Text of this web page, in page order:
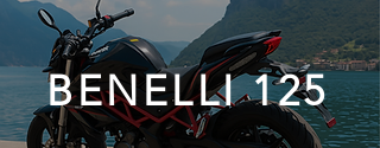
BENELLI 125